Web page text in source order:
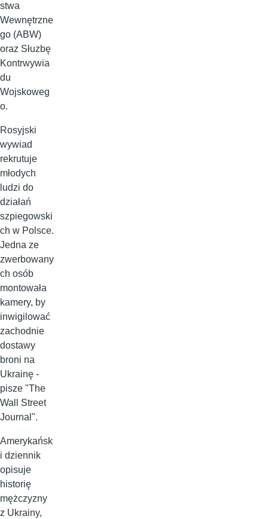
stwa
Wewnętrzne
go (ABW)
oraz Słuzbę
Kontrwywia
du
Wojskoweg
o.
Rosyjski
wywiad
rekrutuje
młodych
ludzi do
działań
szpiegowski
ch w Polsce.
Jedna ze
zwerbowany
ch osób
montowała
kamery, by
inwigilować
zachodnie
dostawy
broni na
Ukrainę -
pisze "The
Wall Street
Journal".
Amerykańsk
i dziennik
opisuje
historię
mężczyzny
z Ukrainy,